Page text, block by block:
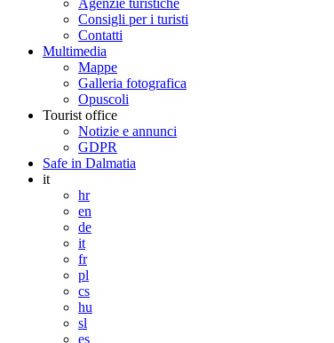
Agenzie turistiche
Consigli per i turisti
Contatti
Multimedia
Mappe
Galleria fotografica
Opuscoli
Tourist office
Notizie e annunci
GDPR
Safe in Dalmatia
it
hr
en
de
it
fr
pl
cs
hu
sl
es